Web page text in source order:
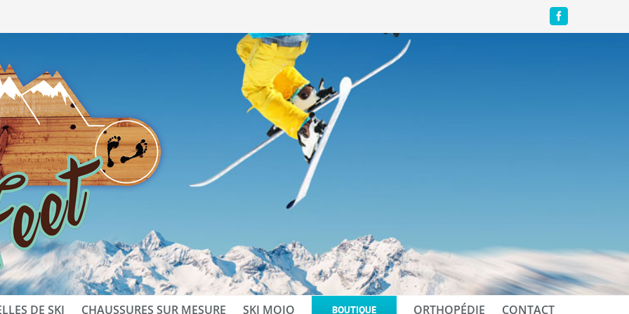
Facebook
DE SKI CHAUSSURES SUR MESURE SKI MOJO BOUTIQUE ORTHOPÉDIE CONTACT